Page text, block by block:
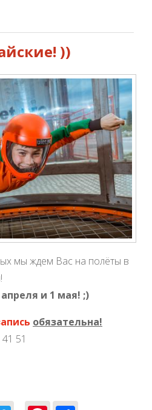
))
мы ждем Вас на полёты в
апреля и 1 мая! ;)
обязательна!
51